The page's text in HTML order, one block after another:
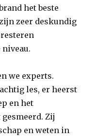
het beste
zeer deskundig
we experts.
les, er heerst
en het
Zij
en weten in